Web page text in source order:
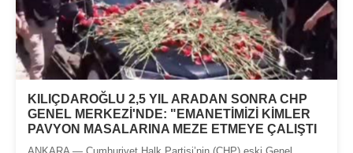
KILIÇDAROĞLU 2,5 YIL ARADAN SONRA CHP
GENEL MERKEZİ'NDE: "EMANETİMİZİ KİMLER
PAVYON MASALARINA MEZE ETMEYE ÇALIŞTI
ANKARA — Cumhuriyet Halk Partisi’nin (CHP) eski Genel